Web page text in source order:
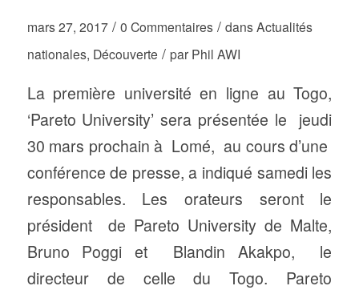
mars 27, 2017 / 0 Commentaires / dansActualités
nationales, Découverte / par Phil AWI
La première université en ligne au Togo,
‘Pareto University’ sera présentée le jeudi
30 mars prochain à Lomé, au cours d’une
conférence de presse, a indiqué samedi les
responsables. Les orateurs seront le
président de Pareto University de Malte,
Bruno Poggi et Blandin Akakpo, le
directeur de celle du Togo. Pareto